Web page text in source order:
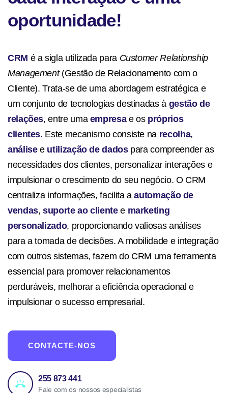
oportunidade!
CRM é a sigla utilizada para Customer Relationship
Management(Gestão de Relacionamento com o
Cliente). Trata-se de uma abordagem estratégica e
um conjunto de tecnologias destinadas à gestão de
relações, entre uma empresae os próprios
clientes. Este mecanismo consiste na recolha,
análisee utilização de dadospara compreender as
necessidades dos clientes, personalizar interações e
impulsionar o crescimento do seu negócio. O CRM
centraliza informações, facilita aautomação de
vendas,suporte ao clientee marketing
personalizado, proporcionando valiosas análises
para a tomada de decisões. A mobilidade e integração
com outros sistemas, fazem do CRM uma ferramenta
essencial para promover relacionamentos
perduráveis, melhorar a eficiência operacional e
impulsionar o sucesso empresarial.
CONTACTE-NOS
255 873 441
Fale com os nossos especialistas